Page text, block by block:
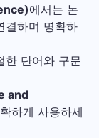
에서는 논
결하며 명확하
한 단어와 구문
and
하게 사용하세